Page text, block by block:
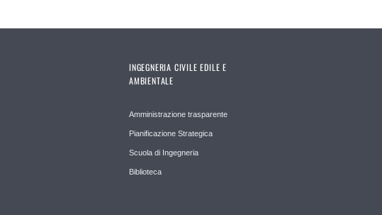
INGEGNERIA CIVILE EDILE E
AMBIENTALE
Amministrazione trasparente
Pianificazione Strategica
Scuola di Ingegneria
Biblioteca